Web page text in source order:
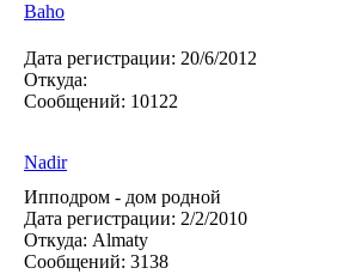
Baho
Дата регистрации: 20/6/2012
Откуда:
Сообщений: 10122
Nadir
Ипподром - дом родной
Дата регистрации: 2/2/2010
Откуда: Almaty
Сообщений: 3138